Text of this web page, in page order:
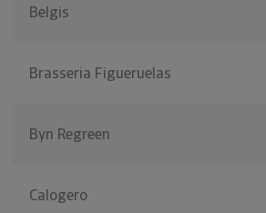
Belgis
Brasseria Figueruelas
Byn Regreen
Calogero